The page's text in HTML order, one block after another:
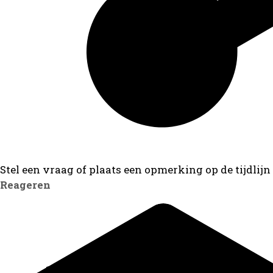
Stel een vraag of plaats een opmerking op de tijdlijn
Reageren